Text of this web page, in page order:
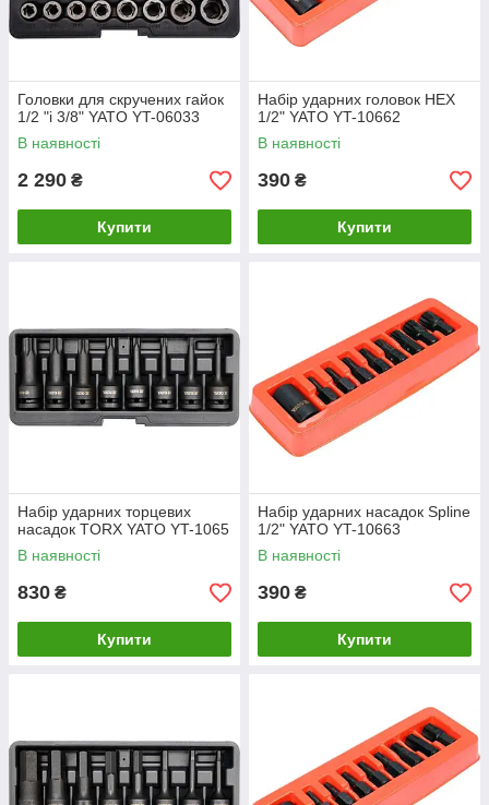
Головки для скручених гайок
1/2 "і 3/8" YATO YT-06033
В наявності
2 290 ₴
Купити
Набір ударних головок HEX
1/2" YATO YT-10662
В наявності
390 ₴
Купити
Набір ударних торцевих
насадок TORX YATO YT-1065
В наявності
830 ₴
Купити
Набір ударних насадок Spline
1/2" YATO YT-10663
В наявності
390 ₴
Купити